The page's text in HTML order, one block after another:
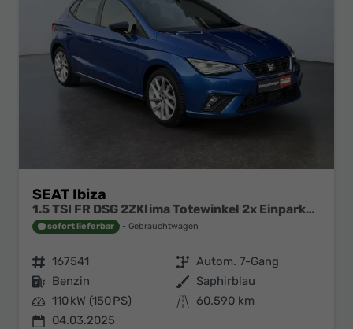
SEAT Ibiza
1.5 TSI FR DSG 2ZKlima Totewinkel 2x Einparkhilfe Kamera Sitzheizung 5J Garantie
sofort lieferbar Gebrauchtwagen
Fahrzeugnr. 167541 Getriebe Autom. 7-Gang
Kraftstoff Benzin Außenfarbe Saphirblau
Leistung 110 kW (150 PS) Kilometerstand
60.590 km
04.03.2025